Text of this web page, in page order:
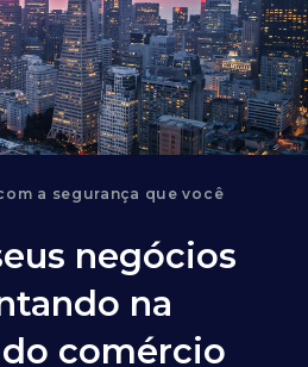
a segurança que você
negócios
na
comércio